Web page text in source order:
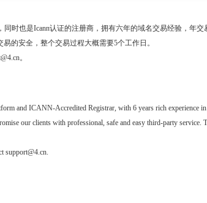
时也是Icann认证的注册商，拥有六年的域名交易经验，年
的安全，整个交易过程大概需要5个工作日。
。
and ICANN-Accredited Registrar, with 6 years rich experience
our clients with professional, safe and easy third-party service.
support@4.cn.